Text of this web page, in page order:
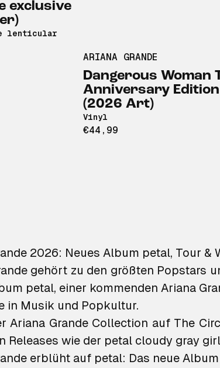
exclusive
lenticular
ARIANA GRANDE
Dangerous Woman
Anniversary Edition
(2026 Art)
Vinyl
€44,99
2026: Neues Album petal, Tour &
gehört zu den größten Popstars
petal, einer kommenden Ariana
in Musik und Popkultur.
Ariana Grande Collection auf The
Releases wie der petal cloudy gray
erblüht auf petal: Das neue